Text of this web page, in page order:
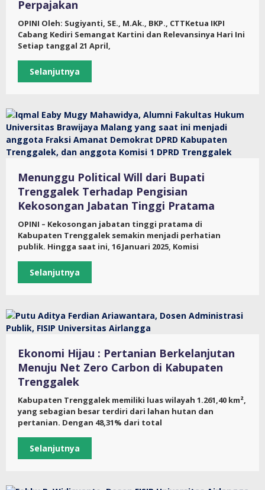
Perpajakan
OPINI Oleh: Sugiyanti, SE., M.Ak., BKP., CTTKetua IKPI
Cabang Kediri Semangat Kartini dan Relevansinya Hari Ini
Setiap tanggal 21 April,
Selanjutnya
Menunggu Political Will dari Bupati
Trenggalek Terhadap Pengisian
Kekosongan Jabatan Tinggi Pratama
OPINI – Kekosongan jabatan tinggi pratama di
Kabupaten Trenggalek semakin menjadi perhatian
publik. Hingga saat ini, 16 Januari 2025, Komisi
Selanjutnya
Ekonomi Hijau : Pertanian Berkelanjutan
Menuju Net Zero Carbon di Kabupaten
Trenggalek
Kabupaten Trenggalek memiliki luas wilayah 1.261,40 km²,
yang sebagian besar terdiri dari lahan hutan dan
pertanian. Dengan 48,31% dari total
Selanjutnya